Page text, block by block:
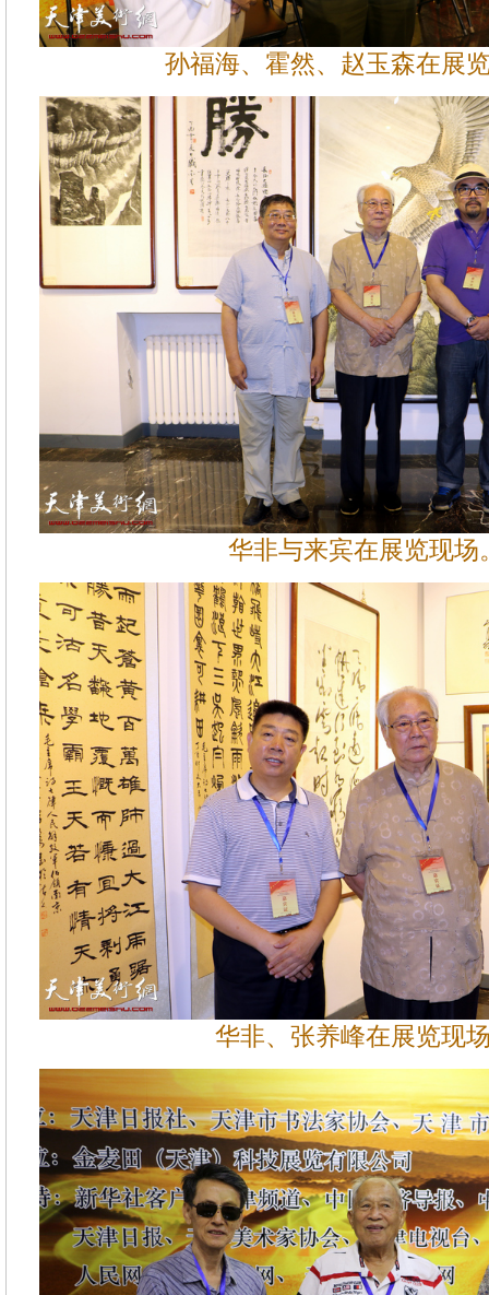
孙福海、霍然、赵玉森在展
华非与来宾在展览现场
华非、张养峰在展览现